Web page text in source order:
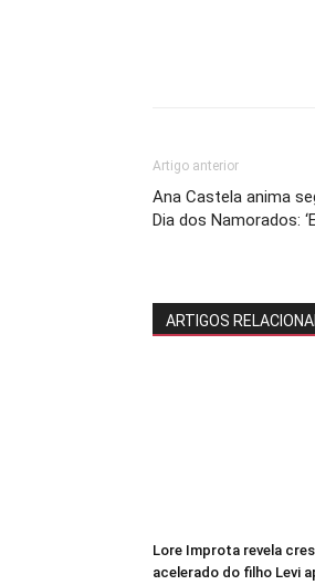
Artigo anterior
Ana Castela anima
Dia dos Namorados:
ARTIGOS
Lore Improta revela
acelerado do filho Levi